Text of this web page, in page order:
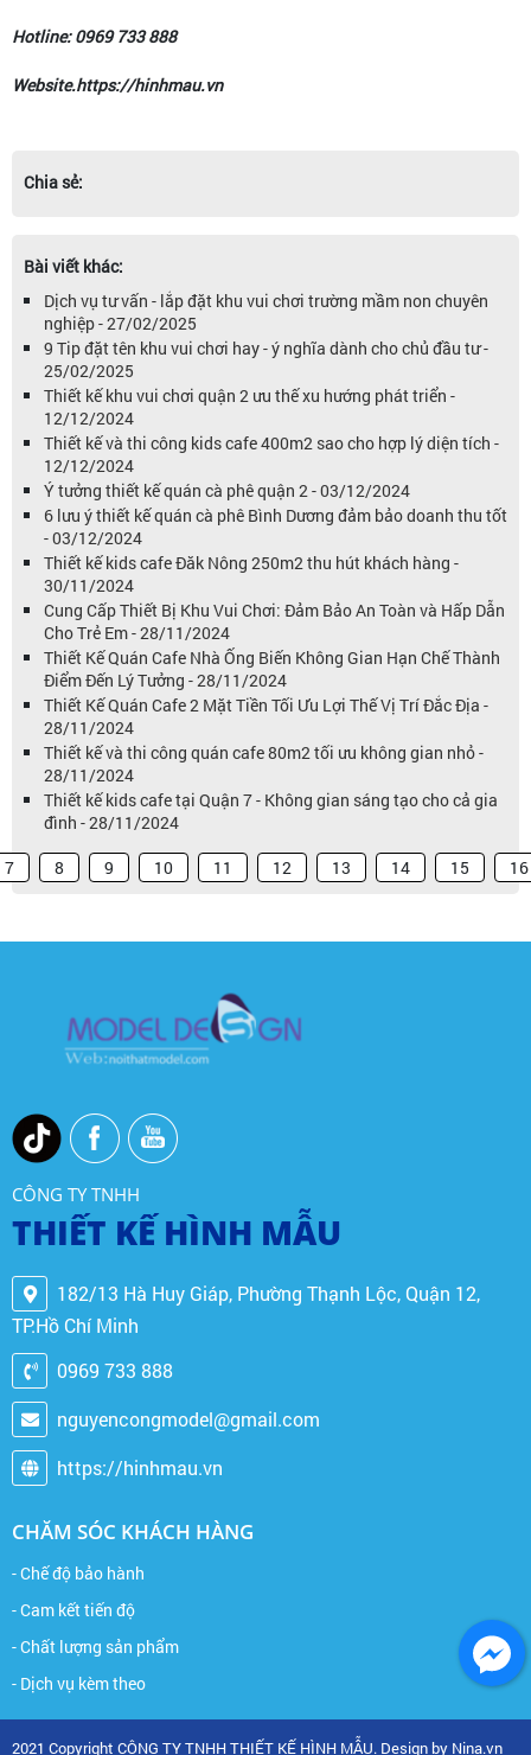
Hotline: 0969 733 888
Website.https://hinhmau.vn
Chia sẻ:
Bài viết khác:
Dịch vụ tư vấn - lắp đặt khu vui chơi trường mầm non chuyên
nghiệp - 27/02/2025
9 Tip đặt tên khu vui chơi hay - ý nghĩa dành cho chủ đầu tư -
25/02/2025
Thiết kế khu vui chơi quận 2 ưu thế xu hướng phát triển -
12/12/2024
Thiết kế và thi công kids cafe 400m2 sao cho hợp lý diện tích -
12/12/2024
Ý tưởng thiết kế quán cà phê quận 2 - 03/12/2024
6 lưu ý thiết kế quán cà phê Bình Dương đảm bảo doanh thu tốt
- 03/12/2024
Thiết kế kids cafe Đăk Nông 250m2 thu hút khách hàng -
30/11/2024
Cung Cấp Thiết Bị Khu Vui Chơi: Đảm Bảo An Toàn và Hấp Dẫn
Cho Trẻ Em - 28/11/2024
Thiết Kế Quán Cafe Nhà Ống Biến Không Gian Hạn Chế Thành
Điểm Đến Lý Tưởng - 28/11/2024
Thiết Kế Quán Cafe 2 Mặt Tiền Tối Ưu Lợi Thế Vị Trí Đắc Địa -
28/11/2024
Thiết kế và thi công quán cafe 80m2 tối ưu không gian nhỏ -
28/11/2024
Thiết kế kids cafe tại Quận 7 - Không gian sáng tạo cho cả gia
đình - 28/11/2024
7 8 9 10 11 12 13 14 15 16
CÔNG TY TNHH
THIẾT KẾ HÌNH MẪU
182/13 Hà Huy Giáp, Phường Thạnh Lộc, Quận 12,
TP.Hồ Chí Minh
0969 733 888
nguyencongmodel@gmail.com
https://hinhmau.vn
CHĂM SÓC KHÁCH HÀNG
- Chế độ bảo hành
- Cam kết tiến độ
- Chất lượng sản phẩm
- Dịch vụ kèm theo
2021 Copyright CÔNG TY TNHH THIẾT KẾ HÌNH MẪU. Design by Nina.vn